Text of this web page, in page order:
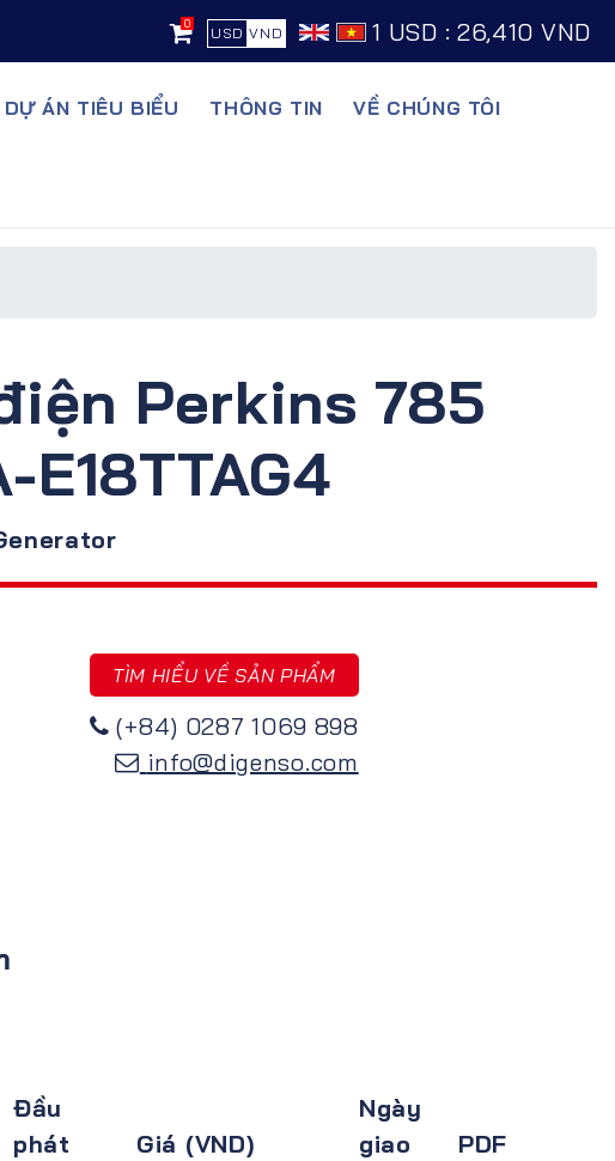
0
USD VND 1 USD : 26,410 VND
DỰ ÁN TIÊU BIỂU THÔNG TIN VỀ CHÚNG TÔI
Perkins 785
E18TTAG4
TÌM HIỂU VỀ SẢN PHẨM
(+84) 0287 1069 898
info@digenso.com
Đầu
phát
Giá (VND)
Ngày
giao
PDF